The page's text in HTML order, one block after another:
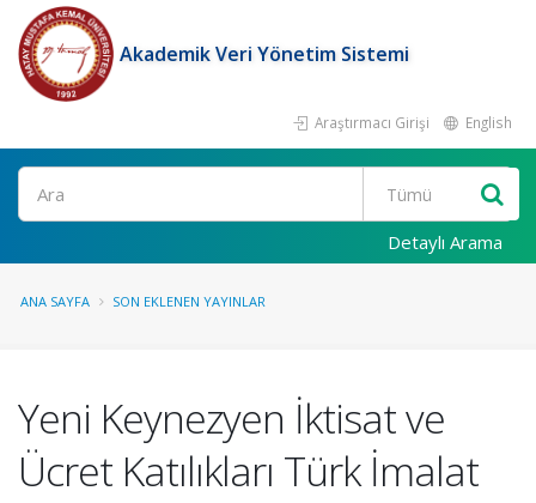
Akademik Veri Yönetim Sistemi
Araştırmacı Girişi English
Ara
Detaylı Arama
ANA SAYFA SON EKLENEN YAYINLAR
Yeni Keynezyen İktisat ve
Ücret Katılıkları Türk İmalat